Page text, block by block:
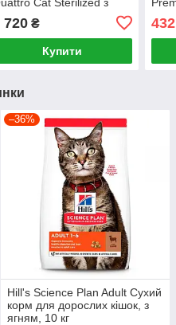
720₴
Купити
432
–36%
Hill's Science Plan Adult Сухий
корм для дорослих кішок, з
ягням, 10 кг